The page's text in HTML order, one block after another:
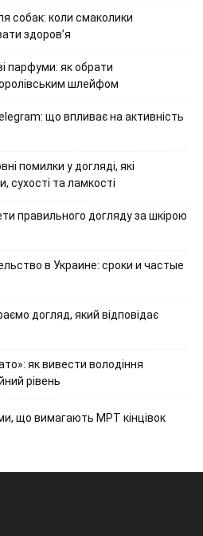
собак: коли смаколики
здоров’я
парфуми: як обрати
шлейфом
що впливає на активність
помилки у догляді, які
сухості та ламкості
правильного догляду за шкірою
в Украине: сроки и частые
догляд, який відповідає
як вивести володіння
рівень
що вимагають МРТ кінцівок